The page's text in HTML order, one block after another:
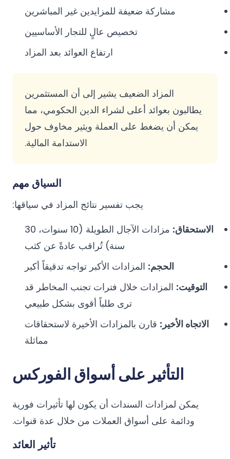
مشاركة ضعيفة للمزايدين غير المباشرين
تخصيص عالٍ للتجار الأساسيين
ارتفاع العوائد بعد المزاد
المزاد الضعيف يشير إلى أن المستثمرين
يطالبون بعوائد أعلى لشراء الدين الحكومي، مما
يمكن أن يضغط على العملة ويثير مخاوف حول
الاستدامة المالية.
السياق مهم
يجب تفسير نتائج المزاد في سياقها:
الاستحقاق:
مزادات الآجال الطويلة (10 سنوات، 30
سنة) تُراقب عادةً عن كثب
الحجم: المزادات الأكبر تواجه تدقيقاً أكبر
التوقيت: المزادات خلال فترات تجنب المخاطر قد
ترى طلباً أقوى بشكل طبيعي
الاتجاه الأخير: قارن بالمزادات الأخيرة لاستحقاقات
مماثلة
التأثير على أسواق الفوركس
يمكن لمزادات السندات أن يكون لها تأثيرات فورية
ودائمة على أسواق العملات من خلال عدة قنوات.
تأثير العائد